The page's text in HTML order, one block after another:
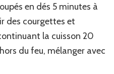
en dés 5 minutes à
des courgettes et
la cuisson 20
du feu, mélanger avec